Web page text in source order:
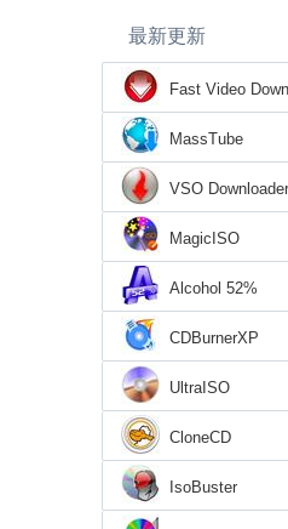
最新更新
Fast Video
MassTube
VSO Downloader
MagicISO
Alcohol 52%
CDBurnerXP
UltraISO
CloneCD
IsoBuster